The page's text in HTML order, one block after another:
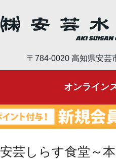
〒784-0020 高知県安芸
オンライン
安芸しらす食堂～